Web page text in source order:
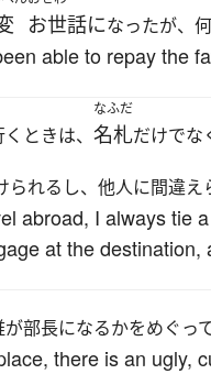
お世話になったが、
able to repay the
ときは、
なふだ
名札だけでな
られるし、他人に間違え
abroad, I always tie
at the destination,
が部長になるかをめぐっ
there is an ugly,